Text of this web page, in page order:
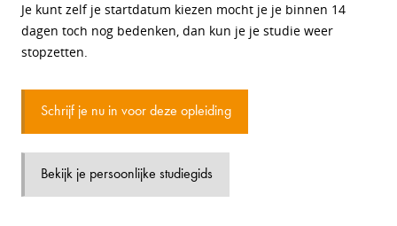
Je kunt zelf je startdatum kiezen mocht je je binnen 14
dagen toch nog bedenken, dan kun je je studie weer
stopzetten.
Schrijf je nu in voor deze opleiding
Bekijk je persoonlijke studiegids